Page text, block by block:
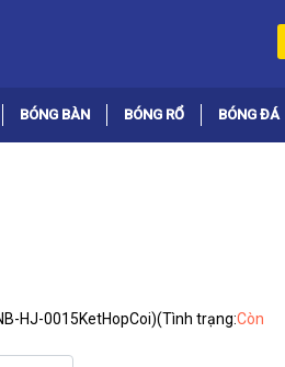
BÓNG BÀN BÓNG RỔ BÓNG ĐÁ
HJ-0015KetHopCoi)(Tình trạng:Còn